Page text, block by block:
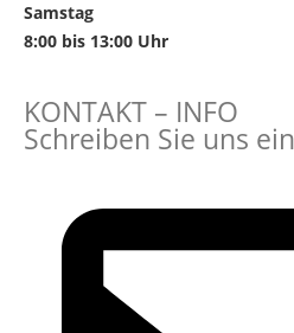
Samstag
8:00 bis 13:00 Uhr
KONTAKT – INFO
Schreiben Sie uns